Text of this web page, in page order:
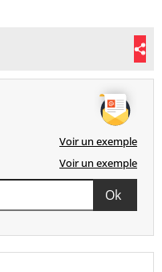
Voir un exemple
Voir un exemple